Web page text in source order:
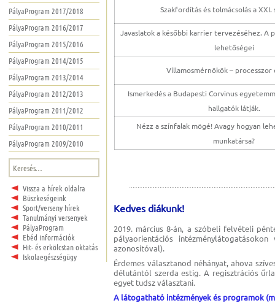
PályaProgram 2017/2018
PályaProgram 2016/2017
PályaProgram 2015/2016
PályaProgram 2014/2015
PályaProgram 2013/2014
PályaProgram 2012/2013
PályaProgram 2011/2012
PályaProgram 2010/2011
PályaProgram 2009/2010
Keresés:
Vissza a hírek oldalra
Büszkeségeink
Sport/verseny hírek
Tanulmányi versenyek
PályaProgram
Ebéd információk
Hit- és erkölcstan oktatás
Iskolaegészségügy
Szakfordítás és tolmácsolás a XXI.
Javaslatok a későbbi karrier tervezéséhez. A
lehetőségei
Villamosmérnökök – processzor
Ismerkedés a Budapesti Corvinus
hallgatók látják.
Nézz a színfalak mögé! Avagy hogyan
munkatársa?
Kedves diákunk!
2019. március 8-án, a szóbeli felvételi
pályaorientációs
azonosítóval).
Érdemes választanod néhányat, ahova
délutántól szerda estig. A regisztrációs
egyet tudsz választani.
A látogatható intézmények és programok (